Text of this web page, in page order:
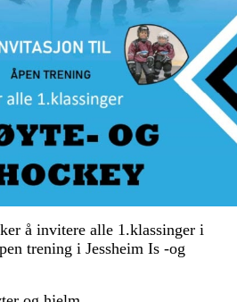
å invitere alle 1.klassinger i
trening i Jessheim Is -og